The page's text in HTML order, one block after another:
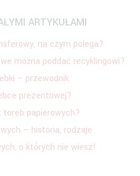
ARTYKUŁAMI
na czym polega?
można poddać recyklingowi?
– przewodnik
prezentowej?
papierowych?
– historia, rodzaje
o których nie wiesz!